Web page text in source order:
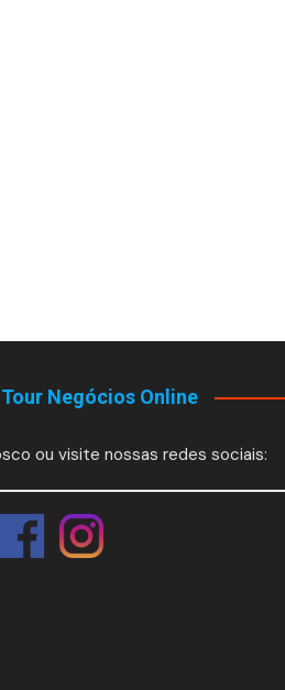
Negócios Online
ou visite nossas redes sociais: